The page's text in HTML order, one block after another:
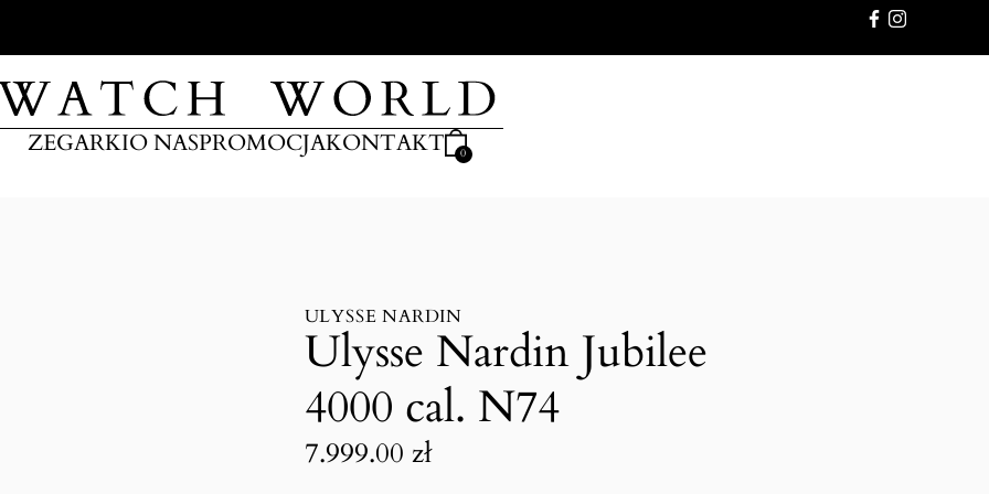
ZEGARKIO NASPROMOCJAKONTAKT 0
ULYSSE NARDIN
Ulysse Nardin Jubilee
4000 cal. N74
7.999.00 zł